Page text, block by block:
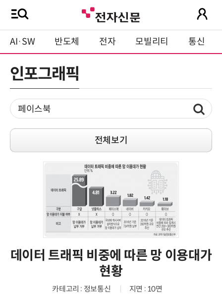
AI·SW 반도체 전자 모빌리티 통신
인포그래픽
전체보기
데이터 트래픽 비중에 따른 망 이용대가
현황
카테고리 : 정보통신
지면 : 10면